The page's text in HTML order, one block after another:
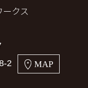
ークス
2
MAP